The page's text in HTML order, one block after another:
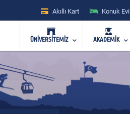
Akıllı Kart Konuk Evi
ÜNİVERSİTEMİZ AKADEMİK